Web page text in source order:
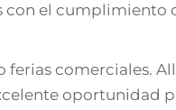
el cumplimiento
ferias comerciales.
oportunidad